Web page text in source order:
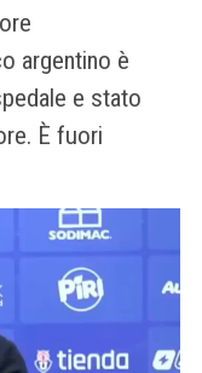
argentino è
e stato
È fuori